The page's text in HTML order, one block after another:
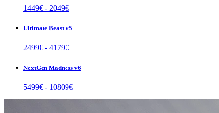
1449€ - 2049€
Ultimate Beast v5
2499€ - 4179€
NextGen Madness v6
5499€ - 10809€